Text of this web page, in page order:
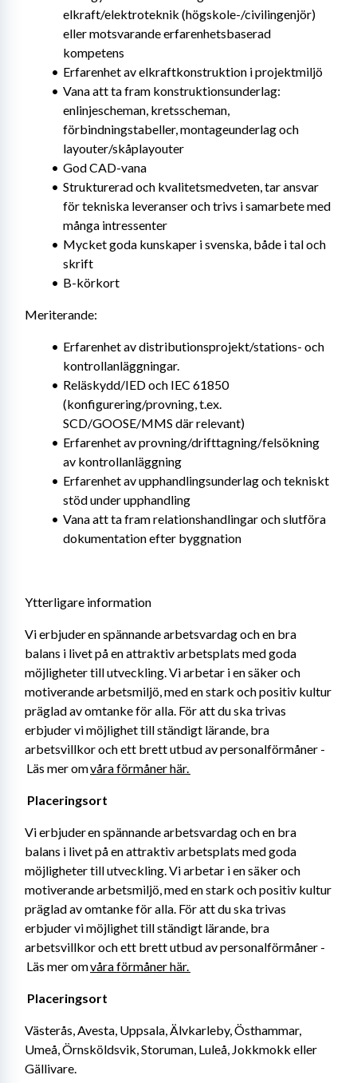
elkraft/elektroteknik (högskole-/civilingenjör)
eller motsvarande erfarenhetsbaserad
kompetens
Erfarenhet av elkraftkonstruktion i projektmiljö
Vana att ta fram konstruktionsunderlag:
enlinjescheman, kretsscheman,
förbindningstabeller, montageunderlag och
layouter/skåplayouter
God CAD-vana
Strukturerad och kvalitetsmedveten, tar ansvar
för tekniska leveranser och trivs i samarbete med
många intressenter
Mycket goda kunskaper i svenska, både i tal och
skrift
B-körkort
Meriterande:
Erfarenhet av distributionsprojekt/stations- och
kontrollanläggningar.
Reläskydd/IED och IEC 61850
(konfigurering/provning, t.ex.
SCD/GOOSE/MMS där relevant)
Erfarenhet av provning/drifttagning/felsökning
av kontrollanläggning
Erfarenhet av upphandlingsunderlag och tekniskt
stöd under upphandling
Vana att ta fram relationshandlingar och slutföra
dokumentation efter byggnation
Ytterligare information
Vi erbjuder en spännande arbetsvardag och en bra
balans i livet på en attraktiv arbetsplats med goda
möjligheter till utveckling. Vi arbetar i en säker och
motiverande arbetsmiljö, med en stark och positiv kultur
präglad av omtanke för alla. För att du ska trivas
erbjuder vi möjlighet till ständigt lärande, bra
arbetsvillkor och ett brett utbud av personalförmåner -
Läs mer om våra förmåner här.
Placeringsort
Vi erbjuder en spännande arbetsvardag och en bra
balans i livet på en attraktiv arbetsplats med goda
möjligheter till utveckling. Vi arbetar i en säker och
motiverande arbetsmiljö, med en stark och positiv kultur
präglad av omtanke för alla. För att du ska trivas
erbjuder vi möjlighet till ständigt lärande, bra
arbetsvillkor och ett brett utbud av personalförmåner -
Läs mer om våra förmåner här.
Placeringsort
Västerås, Avesta, Uppsala, Älvkarleby, Östhammar,
Umeå, Örnsköldsvik, Storuman, Luleå, Jokkmokk eller
Gällivare.